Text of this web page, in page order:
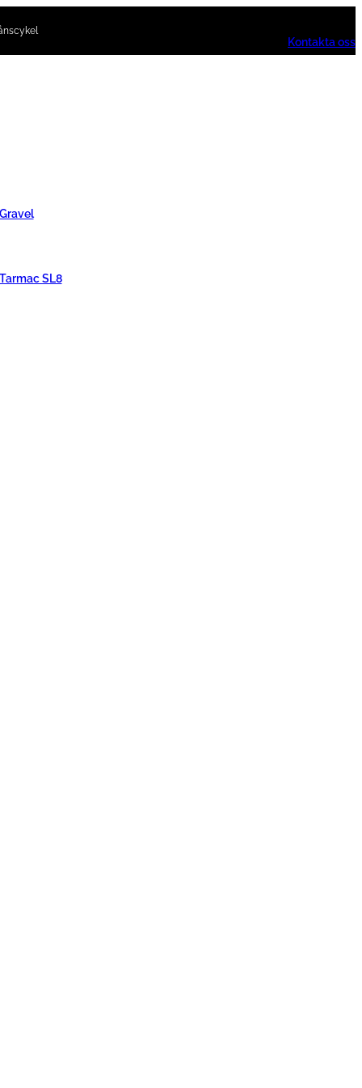
Kontakta oss
SL8